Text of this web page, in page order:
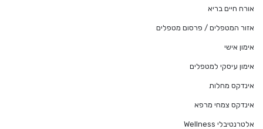
אורח חיים בריא
אזור המטפלים / פרסום מטפלים
אימון אישי
אימון עיסקי למטפלים
אינדקס מחלות
אינדקס צמחי מרפא
אלטרנטיבלי Wellness